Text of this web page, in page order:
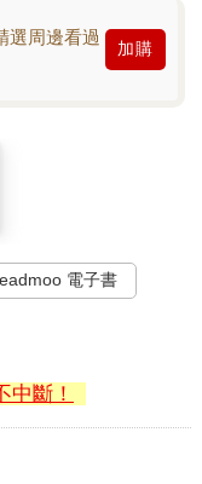
選周邊看過
加購
電子書
中斷！